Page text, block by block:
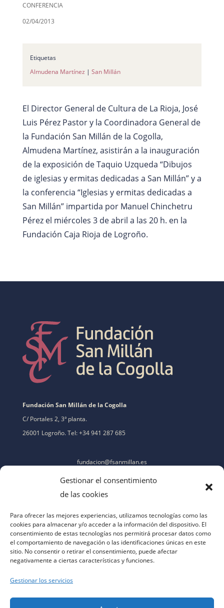
Gestionar el consentimiento
de las cookies
Para ofrecer las mejores experiencias, utilizamos tecnologías como las
cookies para almacenar y/o acceder a la información del dispositivo. El
consentimiento de estas tecnologías nos permitirá procesar datos como
el comportamiento de navegación o las identificaciones únicas en este
sitio. No consentir o retirar el consentimiento, puede afectar
negativamente a ciertas características y funciones.
Gestionar los servicios
CONFERENCIA
02/04/2013
Etiquetas
Almudena Martínez | San Millán
El Director General de Cultura de La Rioja, José
Luis Pérez Pastor y la Coordinadora General de
la Fundación San Millán de la Cogolla,
Almudena Martínez, asistirán a la inauguración
de la exposición de Taquio Uzqueda “Dibujos
de iglesias y ermitas dedicadas a San Millán” y a
la conferencia “Iglesias y ermitas dedicadas a
San Millán” impartida por Manuel Chinchetru
Pérez el miércoles 3 de abril a las 20 h. en la
Fundación Caja Rioja de Logroño.
Fundación San Millán de la Cogolla
C/ Portales 2, 3ª planta.
26001 Logroño. Tel: +34 941 287 685
fundacion@fsanmillan.es